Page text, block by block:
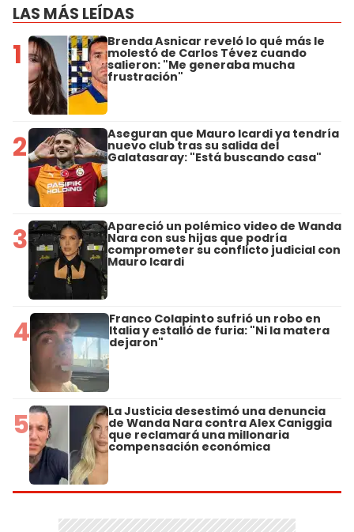
LAS MÁS LEÍDAS
1 Brenda Asnicar reveló lo qué más le
molestó de Carlos Tévez cuando
salieron: "Me generaba mucha
frustración"
2 Aseguran que Mauro Icardi ya tendría
nuevo club tras su salida del
Galatasaray: "Está buscando casa"
3 Apareció un polémico video de Wanda
Nara con sus hijas que podría
comprometer su conflicto judicial con
Mauro Icardi
4 Franco Colapinto sufrió un robo en
Italia y estalló de furia: "Ni la matera
dejaron"
5 La Justicia desestimó una denuncia
de Wanda Nara contra Alex Caniggia
que reclamará una millonaria
compensación económica